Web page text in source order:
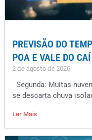
PREVISÃO DO
POA E VALE DO
2 de agosto de 2026
Segunda: Muitas
se descarta chuva
Ler Mais